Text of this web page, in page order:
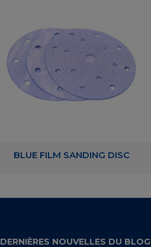
BLUE FILM SANDING DISC
DERNIÈRES NOUVELLES DU BLOG